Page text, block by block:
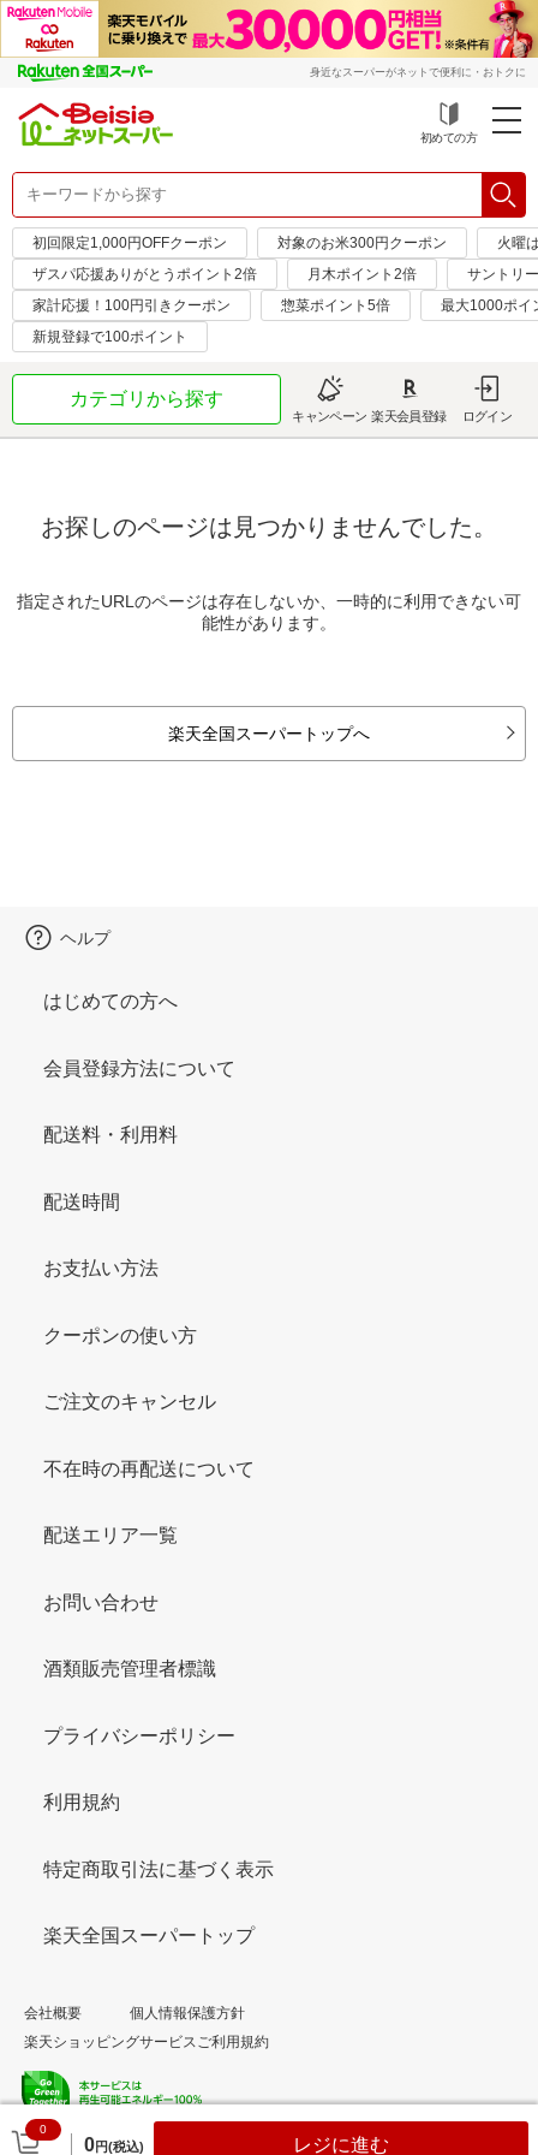
身近なスーパーがネットで便利に・おトクに
初めての方
初回限定1,000円OFFクーポン 対象のお米300円クーポン
火曜
ザスパ応援ありがとうポイント2倍
月木ポイント2倍
サントリ
家計応援！100円引きクーポン
惣菜ポイント5倍
最大1000ポイ
新規登録で100ポイント
カテゴリから探す
キャンペーン 楽天会員登録 ログイン
お探しのページは見つかりませんでした。
指定されたURLのページは存在しないか、一時的に利用できない可
能性があります。
楽天全国スーパートップへ
0
0円(税込) レジに進む
ヘルプ
はじめての方へ
会員登録方法について
配送料・利用料
配送時間
お支払い方法
クーポンの使い方
ご注文のキャンセル
不在時の再配送について
配送エリア一覧
お問い合わせ
酒類販売管理者標識
プライバシーポリシー
利用規約
特定商取引法に基づく表示
楽天全国スーパートップ
会社概要
個人情報保護方針
楽天ショッピングサービスご利用規約
© Rakuten Group, Inc.